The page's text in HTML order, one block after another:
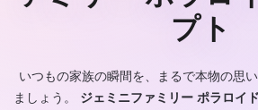
プト
いつもの家族の瞬間を、まるで本物の思
ましょう。 ジェミニファミリー ポラロイ